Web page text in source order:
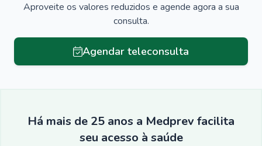
Aproveite os valores reduzidos e agende agora a sua
consulta.
Agendar teleconsulta
Há mais de 25 anos a Medprev facilita
seu acesso à saúde